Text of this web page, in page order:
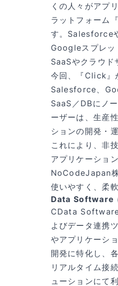
くの人々がアプ
ラットフォーム
す。Salesforce
Googleスプレッ
SaaSやクラウド
今回、『Click
Salesforce、
SaaS／DBにノ
ーザーは、生産
ションの開発・
これにより、非
アプリケーショ
NoCodeJapan
使いやすく、柔
Data Software
CData
よびデータ連携
やアプリケーシ
開発に特化し、
リアルタイム接
ューションにて